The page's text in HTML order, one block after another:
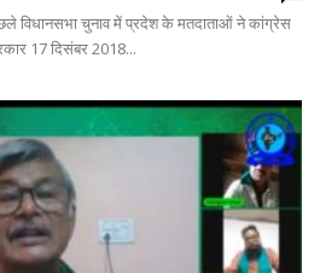
विधानसभा चुनाव में प्रदेश के मतदाताओं ने कांग्रेस
17 दिसंबर 2018...